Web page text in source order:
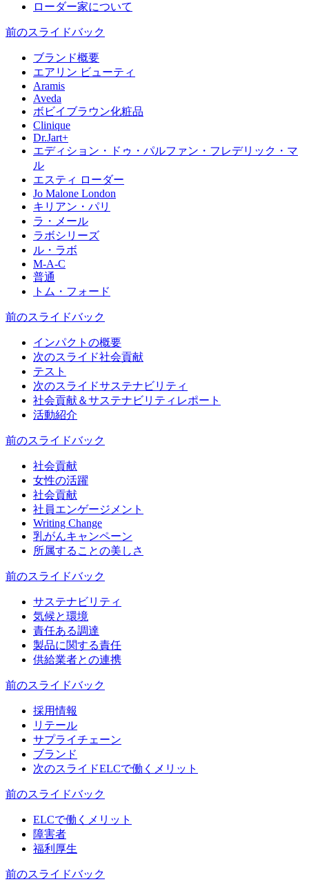
ローダー家について
前のスライドバック
ブランド概要
エアリン ビューティ
Aramis
Aveda
ボビイブラウン化粧品
Clinique
Dr.Jart+
エディション・ドゥ・パルファン・フレデリック・マ
ル
エスティ ローダー
Jo Malone London
キリアン・パリ
ラ・メール
ラボシリーズ
ル・ラボ
M-A-C
普通
トム・フォード
前のスライドバック
インパクトの概要
次のスライド社会貢献
テスト
次のスライドサステナビリティ
社会貢献＆サステナビリティレポート
活動紹介
前のスライドバック
社会貢献
女性の活躍
社会貢献
社員エンゲージメント
Writing Change
乳がんキャンペーン
所属することの美しさ
前のスライドバック
サステナビリティ
気候と環境
責任ある調達
製品に関する責任
供給業者との連携
前のスライドバック
採用情報
リテール
サプライチェーン
ブランド
次のスライドELCで働くメリット
前のスライドバック
ELCで働くメリット
障害者
福利厚生
前のスライドバック